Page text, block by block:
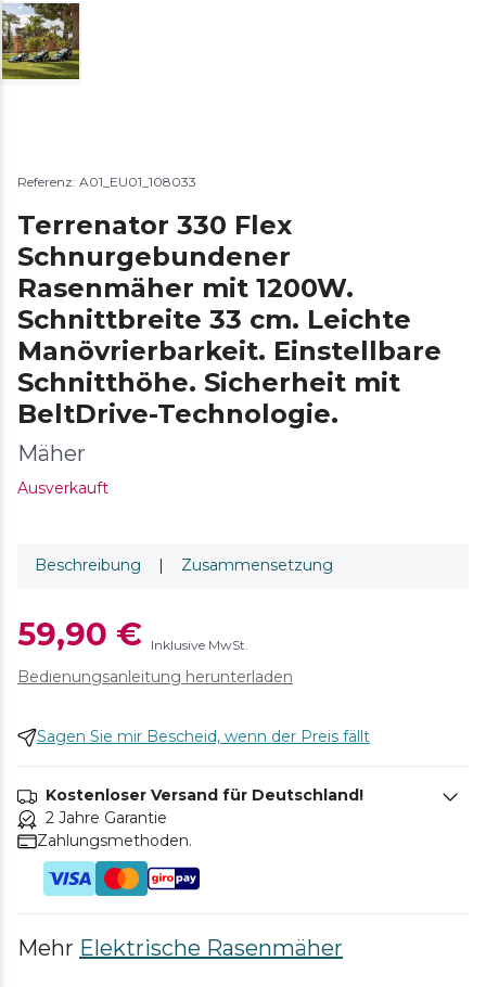
Referenz: A01_EU01_108033
Terrenator 330 Flex
Schnurgebundener
Rasenmäher mit 1200W.
Schnittbreite 33 cm. Leichte
Manövrierbarkeit. Einstellbare
Schnitthöhe. Sicherheit mit
BeltDrive-Technologie.
Mäher
Ausverkauft
Beschreibung | Zusammensetzung
59,90 € Inklusive MwSt.
Bedienungsanleitung herunterladen
Sagen Sie mir Bescheid, wenn der Preis fällt
Kostenloser Versand für Deutschland!
2 Jahre Garantie
Zahlungsmethoden.
Mehr Elektrische Rasenmäher